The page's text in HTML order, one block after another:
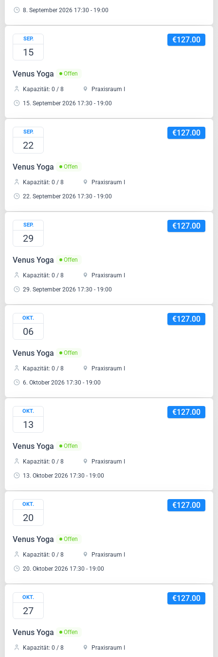
8. September 2026 17:30 - 19:00
SEP.
15
Venus Yoga Offen
Kapazität: 0 / 8 Praxisraum I
15. September 2026 17:30 - 19:00
€127.00
SEP.
22
Venus Yoga Offen
Kapazität: 0 / 8 Praxisraum I
22. September 2026 17:30 - 19:00
€127.00
SEP.
29
Venus Yoga Offen
Kapazität: 0 / 8 Praxisraum I
29. September 2026 17:30 - 19:00
€127.00
OKT.
06
Venus Yoga Offen
Kapazität: 0 / 8 Praxisraum I
6. Oktober 2026 17:30 - 19:00
€127.00
OKT.
13
Venus Yoga Offen
Kapazität: 0 / 8 Praxisraum I
13. Oktober 2026 17:30 - 19:00
€127.00
OKT.
20
Venus Yoga Offen
Kapazität: 0 / 8 Praxisraum I
20. Oktober 2026 17:30 - 19:00
€127.00
OKT.
27
Venus Yoga Offen
Kapazität: 0 / 8 Praxisraum I
€127.00